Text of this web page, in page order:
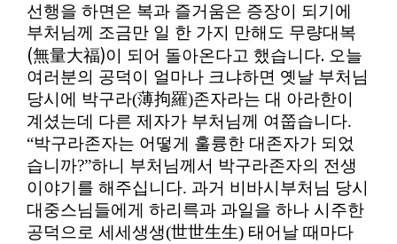
선행을 하면은 복과 즐거움은 증장이 되기에
부처님께 조금만 일 한 가지 만해도 무량대복
(無量大福)이 되어 돌아온다고 했습니다. 오늘
여러분의 공덕이 얼마나 크냐하면 옛날 부처님
당시에 박구라(薄拘羅)존자라는 대 아라한이
계셨는데 다른 제자가 부처님께 여쭙습니다.
“박구라존자는 어떻게 훌륭한 대존자가 되었
습니까?”하니 부처님께서 박구라존자의 전생
이야기를 해주십니다. 과거 비바시부처님 당시
대중스님들에게 하리륵과 과일을 하나 시주한
공덕으로 세세생생(世世生生) 태어날 때마다